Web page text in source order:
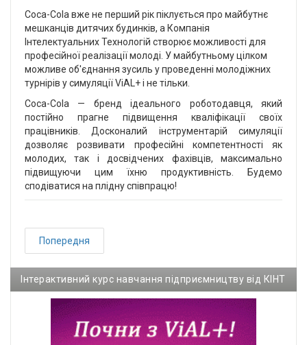
Coca-Cola вже не перший рік піклується про майбутнє
мешканців дитячих будинків, а Компанія
Інтелектуальних Технологій створює можливості для
професійної реалізації молоді. У майбутньому цілком
можливе об'єднання зусиль у проведенні молодіжних
турнірів у симуляції ViAL+ і не тільки.
Сосa-Cola — бренд ідеального роботодавця, який
постійно прагне підвищення кваліфікації своїх
працівників. Досконалий інструментарій симуляції
дозволяє розвивати професійні компетентності як
молодих, так і досвідчених фахівців, максимально
підвищуючи цим їхню продуктивність. Будемо
сподіватися на плідну співпрацю!
Попередня
Інтерактивний курс навчання підприємництву від КІНТ